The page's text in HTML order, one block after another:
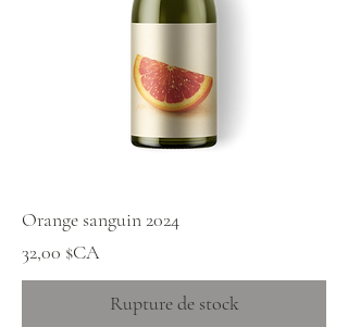
Orange sanguin 2024
Prix
32,00 $CA
Rupture de stock